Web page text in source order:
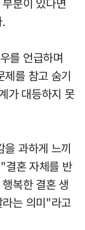
를 언급하며
를 참고 숨기
가 대등하지 못
과하게 느끼
결혼 자체를 반
복한 결혼 생
는 의미"라고